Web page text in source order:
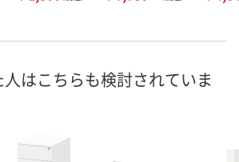
はこちらも検討されていま